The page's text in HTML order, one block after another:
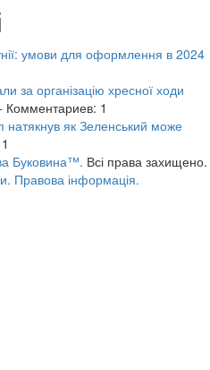
умови для оформлення в 2024
за організацію хресної ходи
Комментариев: 1
як Зеленський може
Буковина™. Всі права захищено.
Правова інформація.